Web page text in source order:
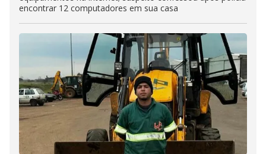
encontrar 12 computadores em sua casa